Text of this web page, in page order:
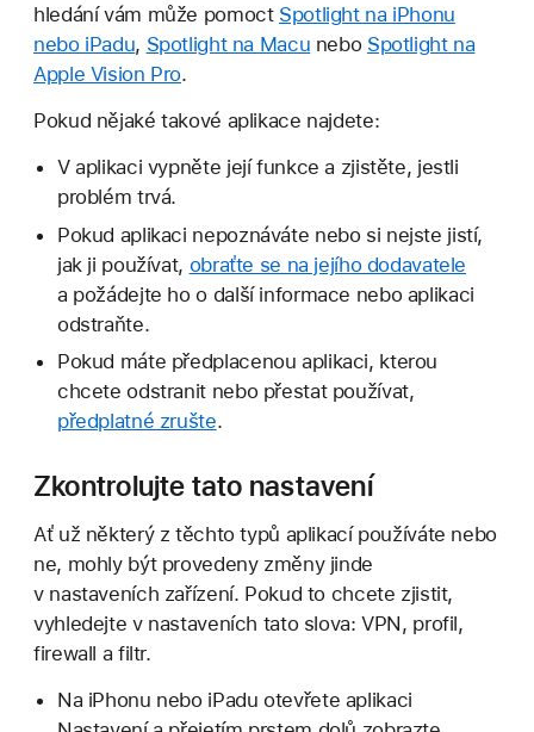
hledání vám může pomoct Spotlight na iPhonu
nebo iPadu, Spotlight na Macu nebo Spotlight na
Apple Vision Pro.
Pokud nějaké takové aplikace najdete:
V aplikaci vypněte její funkce a zjistěte, jestli
problém trvá.
Pokud aplikaci nepoznáváte nebo si nejste jistí,
jak ji používat, obraťte se na jejího dodavatele
a požádejte ho o další informace nebo aplikaci
odstraňte.
Pokud máte předplacenou aplikaci, kterou
chcete odstranit nebo přestat používat,
předplatné zrušte.
Zkontrolujte tato nastavení
Ať už některý z těchto typů aplikací používáte nebo
ne, mohly být provedeny změny jinde
v nastaveních zařízení. Pokud to chcete zjistit,
vyhledejte v nastaveních tato slova: VPN, profil,
firewall a filtr.
Na iPhonu nebo iPadu otevřete aplikaci